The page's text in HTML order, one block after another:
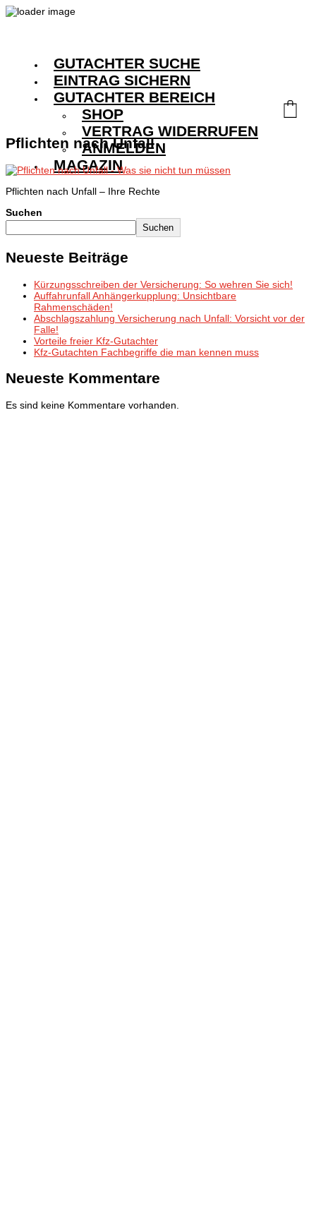
GUTACHTER SUCHE
EINTRAG SICHERN
GUTACHTER BEREICH
SHOP
VERTRAG WIDERRUFEN
ANMELDEN
MAGAZIN
Pflichten nach Unfall
Pflichten nach Unfall – Ihre Rechte
Suchen
Suchen
Neueste Beiträge
Kürzungsschreiben der Versicherung: So wehren Sie sich!
Auffahrunfall Anhängerkupplung: Unsichtbare
Rahmenschäden!
Abschlagszahlung Versicherung nach Unfall: Vorsicht vor der
Falle!
Vorteile freier Kfz-Gutachter
Kfz-Gutachten Fachbegriffe die man kennen muss
Neueste Kommentare
Es sind keine Kommentare vorhanden.